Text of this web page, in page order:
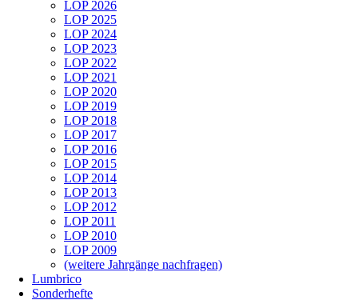
LOP 2026
LOP 2025
LOP 2024
LOP 2023
LOP 2022
LOP 2021
LOP 2020
LOP 2019
LOP 2018
LOP 2017
LOP 2016
LOP 2015
LOP 2014
LOP 2013
LOP 2012
LOP 2011
LOP 2010
LOP 2009
(weitere Jahrgänge nachfragen)
Lumbrico
Sonderhefte